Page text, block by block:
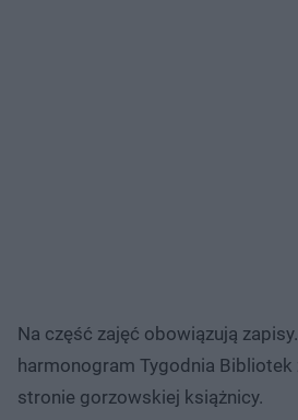
Na część zajęć obowiązują
harmonogram Tygodnia Bibliotek
stronie gorzowskiej książnicy.